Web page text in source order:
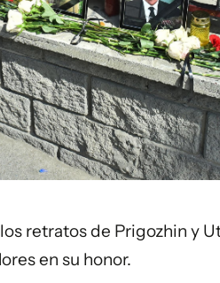
retratos de Prigozhin y
en su honor.